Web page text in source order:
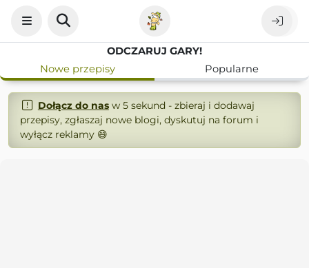
ODCZARUJ GARY!
Nowe przepisy
Popularne
Dołącz do nasw 5 sekund - zbieraj i dodawaj
przepisy, zgłaszaj nowe blogi, dyskutuj na forum i
wyłącz reklamy 😄